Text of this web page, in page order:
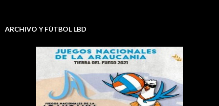
ARCHIVO Y FÚTBOL LBD